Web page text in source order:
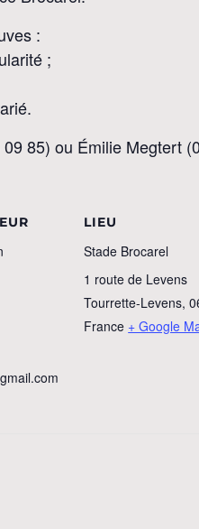
:
;
85) ou Émilie Megtert
LIEU
Stade Brocarel
1 route de Levens
Tourrette-Levens,
France + Google